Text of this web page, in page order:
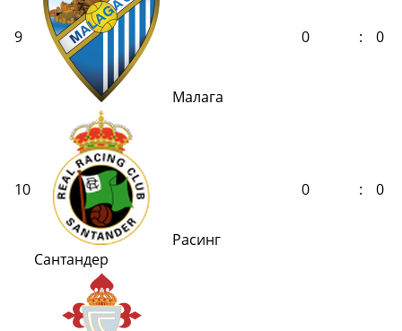
9
Малага
0 : 0
10
Расинг
Сантандер
0 : 0